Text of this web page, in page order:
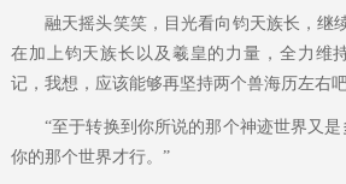
融天摇头笑笑，目光看向钧天族长，继
在加上钧天族长以及羲皇的力量，全力维
记，我想，应该能够再坚持两个兽海历左右
“至于转换到你所说的那个神迹世界又
你的那个世界才行。”